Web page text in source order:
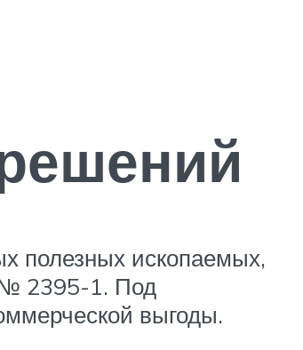
полезных ископаемых,
№ 2395-1. Под
выгоды.